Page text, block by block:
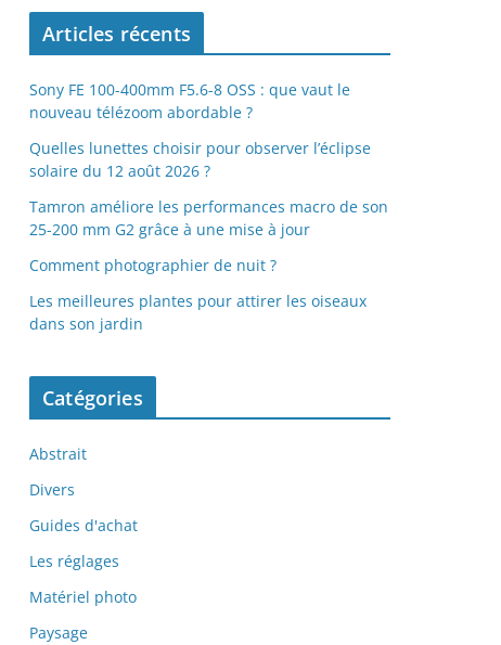
Articles récents
Sony FE 100-400mm F5.6-8 OSS : que vaut le
nouveau télézoom abordable ?
Quelles lunettes choisir pour observer l’éclipse
solaire du 12 août 2026 ?
Tamron améliore les performances macro de son
25-200 mm G2 grâce à une mise à jour
Comment photographier de nuit ?
Les meilleures plantes pour attirer les oiseaux
dans son jardin
Catégories
Abstrait
Divers
Guides d'achat
Les réglages
Matériel photo
Paysage